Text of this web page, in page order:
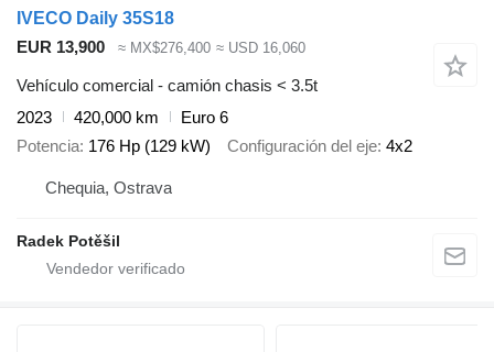
IVECO Daily 35S18
EUR 13,900
≈ MX$276,400 ≈ USD 16,060
Vehículo comercial - camión chasis < 3.5t
2023
420,000 km
Euro 6
Potencia 176 Hp (129 kW) Configuración del eje 4x2
Chequia, Ostrava
Radek Potěšil